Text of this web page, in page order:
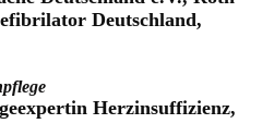
Deutschland,
Herzinsuffizienz,